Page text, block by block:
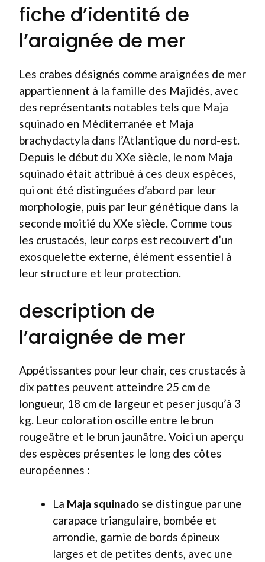
fiche d’identité de
l’araignée de mer
Les crabes désignés comme araignées de mer
appartiennent à la famille des Majidés, avec
des représentants notables tels que Maja
squinado en Méditerranée et Maja
brachydactyla dans l’Atlantique du nord-est.
Depuis le début du XXe siècle, le nom Maja
squinado était attribué à ces deux espèces,
qui ont été distinguées d’abord par leur
morphologie, puis par leur génétique dans la
seconde moitié du XXe siècle. Comme tous
les crustacés, leur corps est recouvert d’un
exosquelette externe, élément essentiel à
leur structure et leur protection.
description de
l’araignée de mer
Appétissantes pour leur chair, ces crustacés à
dix pattes peuvent atteindre 25 cm de
longueur, 18 cm de largeur et peser jusqu’à 3
kg. Leur coloration oscille entre le brun
rougeâtre et le brun jaunâtre. Voici un aperçu
des espèces présentes le long des côtes
européennes :
La Maja squinado se distingue par une
carapace triangulaire, bombée et
arrondie, garnie de bords épineux
larges et de petites dents, avec une